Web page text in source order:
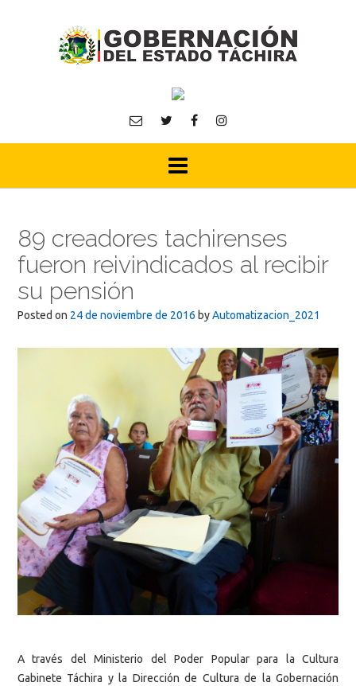
89 creadores tachirenses
fueron reivindicados al recibir
su pensión
Posted on 24 de noviembre de 2016 byAutomatizacion_2021
A través del Ministerio del Poder Popular para la Cultura
Gabinete Táchira y la Dirección de Cultura de la Gobernación